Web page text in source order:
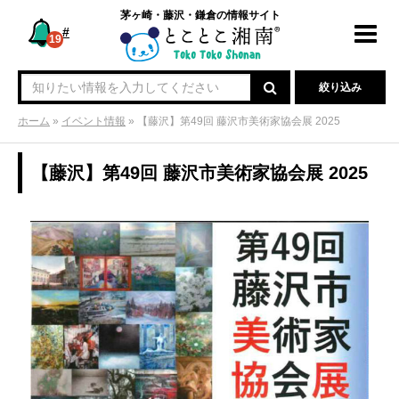
#
19
茅ヶ崎・藤沢・鎌倉の情報サイト
絞り込み
ホーム » イベント情報 » 【藤沢】第49回 藤沢市美術家協会展 2025
【藤沢】第49回 藤沢市美術家協会展 2025